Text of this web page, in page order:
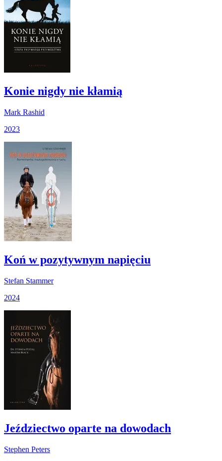
Konie nigdy nie kłamią
Mark Rashid
2023
Koń w pozytywnym napięciu
Stefan Stammer
2024
Jeździectwo oparte na dowodach
Stephen Peters